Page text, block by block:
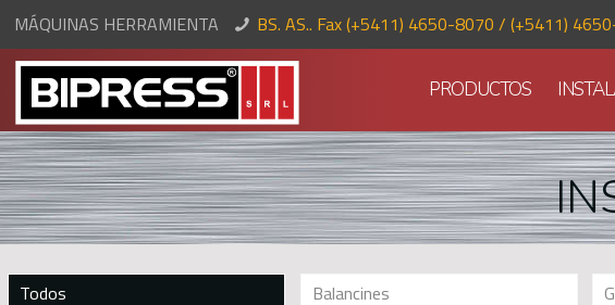
MÁQUINAS HERRAMIENTA BS. AS.. Fax (+5411) 4650-8070 / (+5411)
PRODUCTOS
Todos Balancines